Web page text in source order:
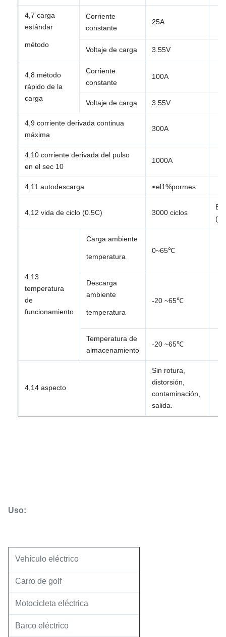
4,7 carga
estándar
método
Corriente
constante
25A
Voltaje de carga 3.55V
4,8 método
rápido de la
carga
Corriente
constante
100A
Voltaje de carga 3.55V
4,9 corriente derivada continua
máxima
300A
4,10 corriente derivada del pulso
en el sec 10
1000A
4,11 autodescarga ≤el1%pormes
4,12 vida de ciclo (0.5C) 3000 ciclos
El
4,13
temperatura
de
funcionamiento
Carga ambiente
temperatura
0~65℃
Descarga
ambiente
temperatura
-20 ~65℃
Temperatura de
almacenamiento
-20 ~65℃
4,14 aspecto
Sin rotura,
distorsión,
contaminación,
salida.
Uso:
Vehículo eléctrico
Carro de golf
Motocicleta eléctrica
Barco eléctrico